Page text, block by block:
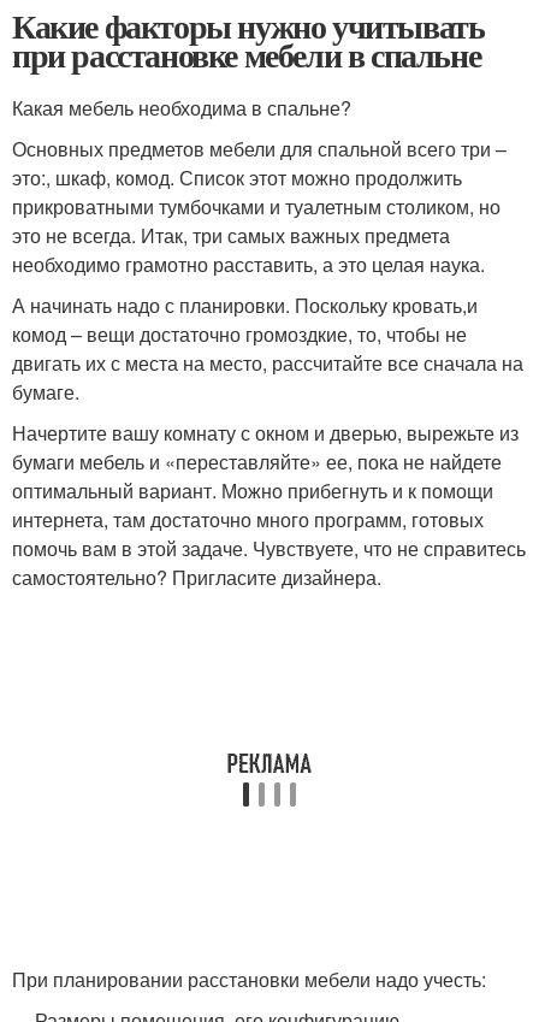
Какие факторы нужно учитывать
при расстановке мебели в спальне
Какая мебель необходима в спальне?
Основных предметов мебели для спальной всего три –
это:, шкаф, комод. Список этот можно продолжить
прикроватными тумбочками и туалетным столиком, но
это не всегда. Итак, три самых важных предмета
необходимо грамотно расставить, а это целая наука.
А начинать надо с планировки. Поскольку кровать,и
комод – вещи достаточно громоздкие, то, чтобы не
двигать их с места на место, рассчитайте все сначала на
бумаге.
Начертите вашу комнату с окном и дверью, вырежьте из
бумаги мебель и «переставляйте» ее, пока не найдете
оптимальный вариант. Можно прибегнуть и к помощи
интернета, там достаточно много программ, готовых
помочь вам в этой задаче. Чувствуете, что не справитесь
самостоятельно? Пригласите дизайнера.
При планировании расстановки мебели надо учесть: